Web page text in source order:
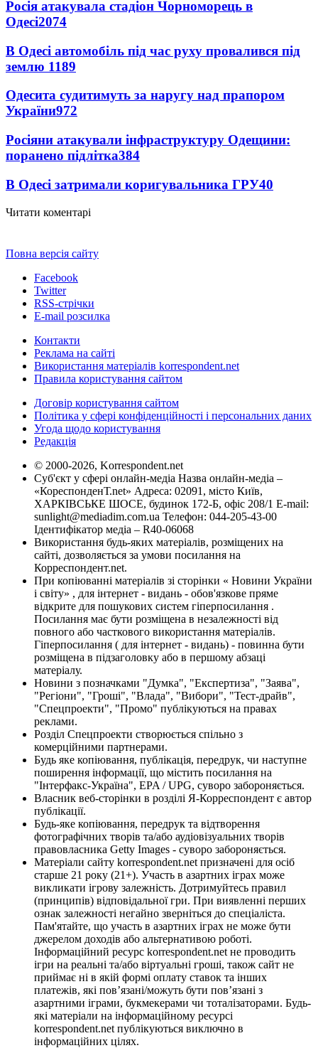
Росія атакувала стадіон Чорноморець в
Одесі2074
В Одесі автомобіль під час руху провалився під
землю 1189
Одесита судитимуть за наругу над прапором
України972
Росіяни атакували інфраструктуру Одещини:
поранено підлітка384
В Одесі затримали коригувальника ГРУ40
Читати коментарі
Повна версія сайту
Facebook
Twitter
RSS-стрічки
E-mail розсилка
Контакти
Реклама на сайті
Використання матеріалів korrespondent.net
Правила користування сайтом
Договір користування сайтом
Політика у сфері конфіденційності і персональних даних
Угода щодо користування
Редакція
© 2000-2026, Korrespondent.net
Суб'єкт у сфері онлайн-медіа Назва онлайн-медіа –
«КореспонденТ.net» Адреса: 02091, місто Київ,
ХАРКІВСЬКЕ ШОСЕ, будинок 172-Б, офіс 208/1 E-mail:
sunlight@mediadim.com.ua Телефон: 044-205-43-00
Ідентифікатор медіа – R40-06068
Використання будь-яких матеріалів, розміщених на
сайті, дозволяється за умови посилання на
Корреспондент.net.
При копіюванні матеріалів зі сторінки « Новини України
і світу» , для інтернет - видань - обов'язкове пряме
відкрите для пошукових систем гіперпосилання .
Посилання має бути розміщена в незалежності від
повного або часткового використання матеріалів.
Гіперпосилання ( для інтернет - видань) - повинна бути
розміщена в підзаголовку або в першому абзаці
матеріалу.
Новини з позначками "Думка", "Експертиза", "Заява",
"Регіони", "Гроші", "Влада", "Вибори", "Тест-драйв",
"Спецпроекти", "Промо" публікуються на правах
реклами.
Розділ Спецпроекти створюється спільно з
комерційними партнерами.
Будь яке копіювання, публікація, передрук, чи наступне
поширення інформації, що містить посилання на
"Інтерфакс-Україна", EPA / UPG, суворо забороняється.
Власник веб-сторінки в розділі Я-Корреспондент є автор
публікації.
Будь-яке копіювання, передрук та відтворення
фотографічних творів та/або аудіовізуальних творів
правовласника Getty Images - суворо забороняється.
Матеріали сайту korrespondent.net призначені для осіб
старше 21 року (21+). Участь в азартних іграх може
викликати ігрову залежність. Дотримуйтесь правил
(принципів) відповідальної гри. При виявленні перших
ознак залежності негайно зверніться до спеціаліста.
Пам'ятайте, що участь в азартних іграх не може бути
джерелом доходів або альтернативою роботі.
Інформаційний ресурс korrespondent.net не проводить
ігри на реальні та/або віртуальні гроші, також сайт не
приймає ні в якій формі оплату ставок та інших
платежів, які пов’язані/можуть бути пов’язані з
азартними іграми, букмекерами чи тоталізаторами. Будь-
які матеріали на інформаційному ресурсі
korrespondent.net публікуються виключно в
інформаційних цілях.